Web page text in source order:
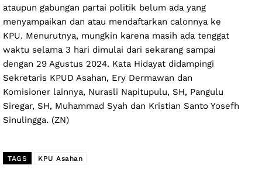
ataupun gabungan partai politik belum ada yang
menyampaikan dan atau mendaftarkan calonnya ke
KPU. Menurutnya, mungkin karena masih ada tenggat
waktu selama 3 hari dimulai dari sekarang sampai
dengan 29 Agustus 2024. Kata Hidayat didampingi
Sekretaris KPUD Asahan, Ery Dermawan dan
Komisioner lainnya, Nurasli Napitupulu, SH, Pangulu
Siregar, SH, Muhammad Syah dan Kristian Santo Yosefh
Sinulingga. (ZN)
TAGS KPU Asahan